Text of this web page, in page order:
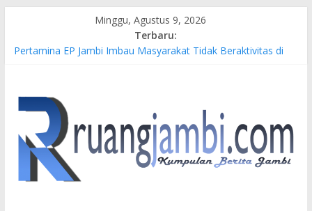
Minggu, Agustus 9, 2026
Terbaru:
Pertamina EP Jambi Imbau Masyarakat Tidak Beraktivitas di
Didampingi Pengacara Chris Januardi
Hj. Hesti Haris Dorong Lahirnya Wirausaha Muda Melalui
Pelatihan Batik Kontemporer PKW
Siap Dukung Kegiatan Hulu Migas, Kapolda Jambi Kunjungi
FSO 115
Gubernur Al Haris Buka Turnamen Tenis Antar Alumni